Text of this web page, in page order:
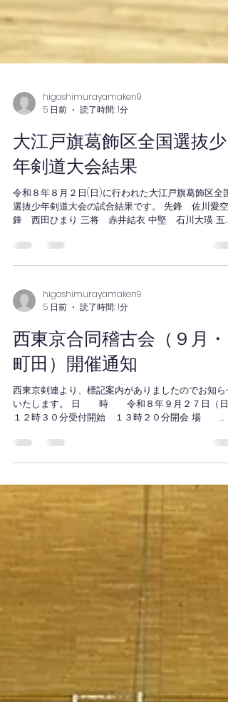
higashimurayamaken9
5 日前
読了時間: 1分
大江戸旗葛飾区全国選抜少
年剣道大会結果
令和８年８月２日(日)に行われた大江戸旗葛飾区全国
鋒 西田ひまり 三将 赤井結衣 中堅 石川大瑛 五
回戦 対龍士館（茨城） １－１ 代表戦〇 ２回
対東松館 １－５ ✕ 選手の皆さんお疲れさま
higashimurayamaken9
5 日前
読了時間: 1分
西東京合同稽古会（９月・
町田）開催通知
西東京剣連より、標記案内がありましたのでお知らせ
１２時３０分受付開始 １３時２０分開会 場
所在地 町田市旭町3-20-60 (電話
４２－７２０－０６１１)